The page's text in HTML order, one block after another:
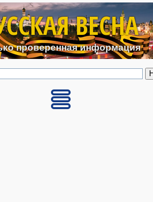
Перейти к основному
ВЕСНА
проверенная информация